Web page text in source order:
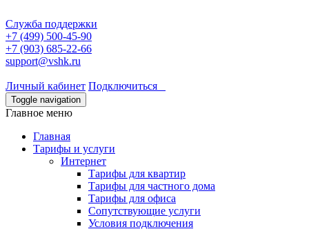
Служба поддержки
+7 (499) 500-45-90
+7 (903) 685-22-66
support@vshk.ru
Личный кабинет Подключиться
Toggle navigation
Главное меню
Главная
Тарифы и услуги
Интернет
Тарифы для квартир
Тарифы для частного дома
Тарифы для офиса
Сопутствующие услуги
Условия подключения